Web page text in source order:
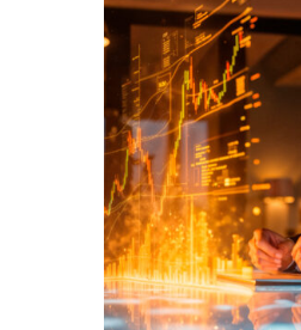
u
s
t
u
s
2
3
,
2
0
2
5